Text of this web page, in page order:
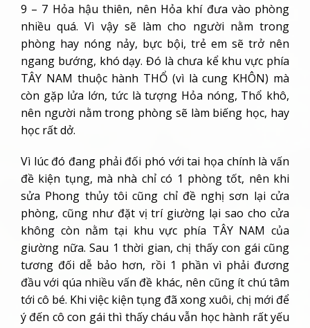
9 – 7 Hỏa hậu thiên, nên Hỏa khí đưa vào phòng
nhiều quá. Vì vậy sẽ làm cho người nằm trong
phòng hay nóng nảy, bực bội, trẻ em sẽ trở nên
ngang bướng, khó dạy. Đó là chưa kể khu vực phía
TÂY NAM thuộc hành THỔ (vì là cung KHÔN) mà
còn gặp lửa lớn, tức là tượng Hỏa nóng, Thổ khô,
nên người nằm trong phòng sẽ làm biếng học, hay
học rất dở.
Vì lúc đó đang phải đối phó với tai họa chính là vấn
đề kiện tụng, mà nhà chỉ có 1 phòng tốt, nên khi
sửa Phong thủy tôi cũng chỉ đề nghị sơn lại cửa
phòng, cũng như đặt vị trí giường lại sao cho cửa
không còn nằm tại khu vực phía TÂY NAM của
giường nữa. Sau 1 thời gian, chị thấy con gái cũng
tương đối dễ bảo hơn, rồi 1 phần vì phải đương
đầu với qúa nhiều vấn đề khác, nên cũng ít chú tâm
tới cô bé. Khi việc kiện tụng đã xong xuôi, chị mới để
ý đến cô con gái thì thấy cháu vẫn học hành rất yếu